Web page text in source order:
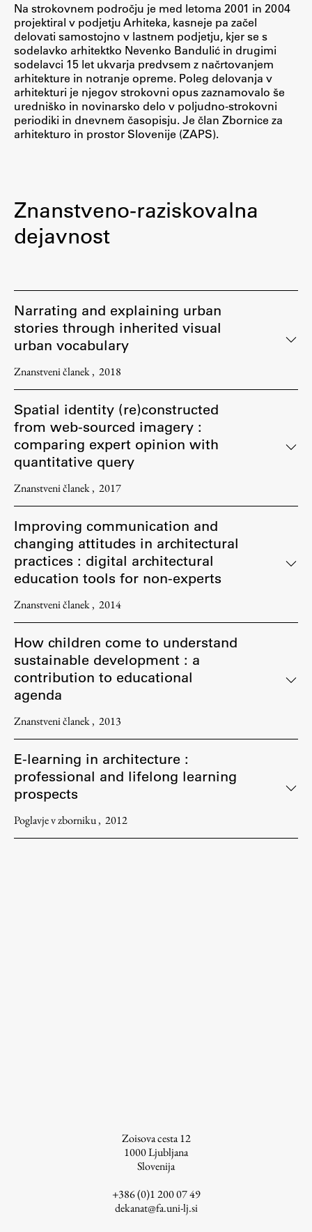
Na strokovnem področju je med letoma 2001 in 2004
projektiral v podjetju Arhiteka, kasneje pa začel
delovati samostojno v lastnem podjetju, kjer se s
sodelavko arhitektko Nevenko Bandulić in drugimi
sodelavci 15 let ukvarja predvsem z načrtovanjem
arhitekture in notranje opreme. Poleg delovanja v
arhitekturi je njegov strokovni opus zaznamovalo še
uredniško in novinarsko delo v poljudno-strokovni
periodiki in dnevnem časopisju. Je član Zbornice za
arhitekturo in prostor Slovenije (ZAPS).
Znanstveno-raziskovalna
dejavnost
Narrating and explaining urban
stories through inherited visual
urban vocabulary
Znanstveni članek 2018
Spatial identity (re)constructed
from web-sourced imagery :
comparing expert opinion with
quantitative query
Znanstveni članek 2017
Improving communication and
changing attitudes in architectural
practices : digital architectural
education tools for non-experts
Znanstveni članek 2014
How children come to understand
sustainable development : a
contribution to educational
agenda
Znanstveni članek 2013
E-learning in architecture :
professional and lifelong learning
prospects
Poglavje v zborniku 2012
Zoisova cesta 12
1000Ljubljana
Slovenija
+386 (0)1 200 07 49
dekanat@fa.uni-lj.si